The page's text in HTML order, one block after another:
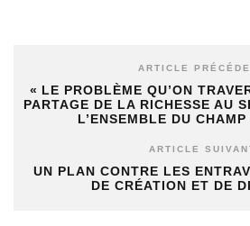
ARTICLE
« LE PROBLÈME QU’ON
PARTAGE DE LA RICHESSE AU
L’ENSEMBLE DU
ARTICLE
UN PLAN CONTRE LES
DE CRÉATION ET DE